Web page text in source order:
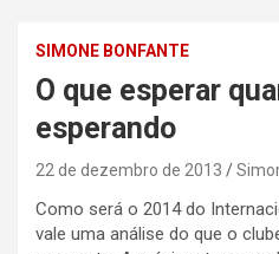
SIMONE BONFANTE
O que esperar
esperando
22 de dezembro de 2013
Como será o 2014 do
vale uma análise do que o